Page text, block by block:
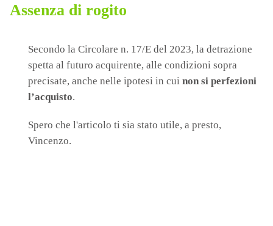
Assenza di rogito
Secondo la Circolare n. 17/E del 2023, la detrazione
spetta al futuro acquirente, alle condizioni sopra
precisate, anche nelle ipotesi in cui non si perfezioni
l’acquisto.
Spero che l'articolo ti sia stato utile, a presto,
Vincenzo.